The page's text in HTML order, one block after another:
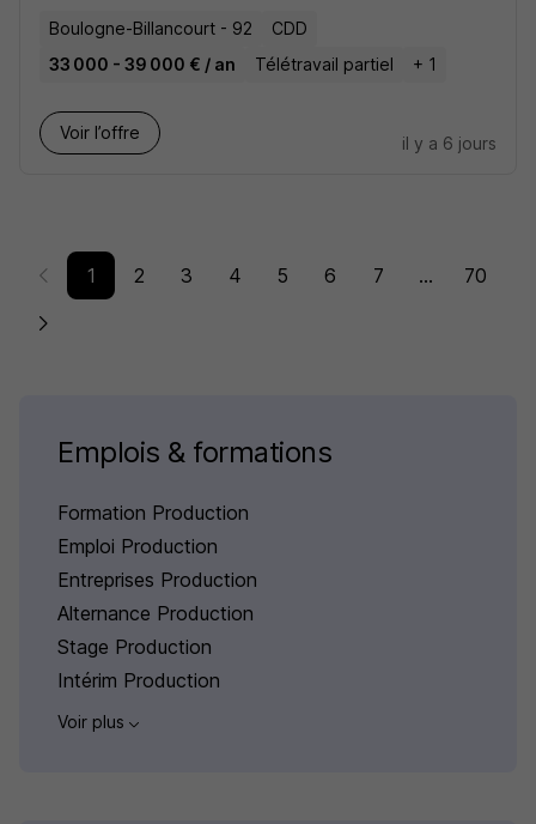
Boulogne-Billancourt - 92
CDD
33 000 - 39 000 € / an
Télétravail partiel + 1
Voir l’offre
il y a 6 jours
1 2 3 4 5 6 7 ... 70
Emplois & formations
Formation Production
Emploi Production
Entreprises Production
Alternance Production
Stage Production
Intérim Production
Voir plus